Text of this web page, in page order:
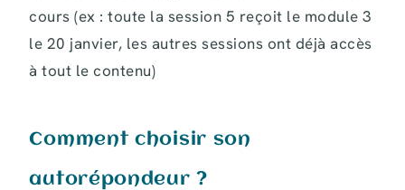
cours (ex : toute la session 5 reçoit le module 3
le 20 janvier, les autres sessions ont déjà accès
à tout le contenu)
Comment choisir son
autorépondeur ?